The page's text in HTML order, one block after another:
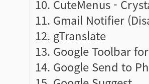
10. CuteMenus -
11. Gmail Notifier
12. gTranslate
13. Google Toolbar
14. Google Send to